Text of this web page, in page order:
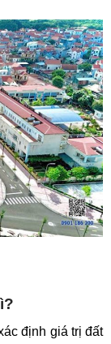
định giá trị đất